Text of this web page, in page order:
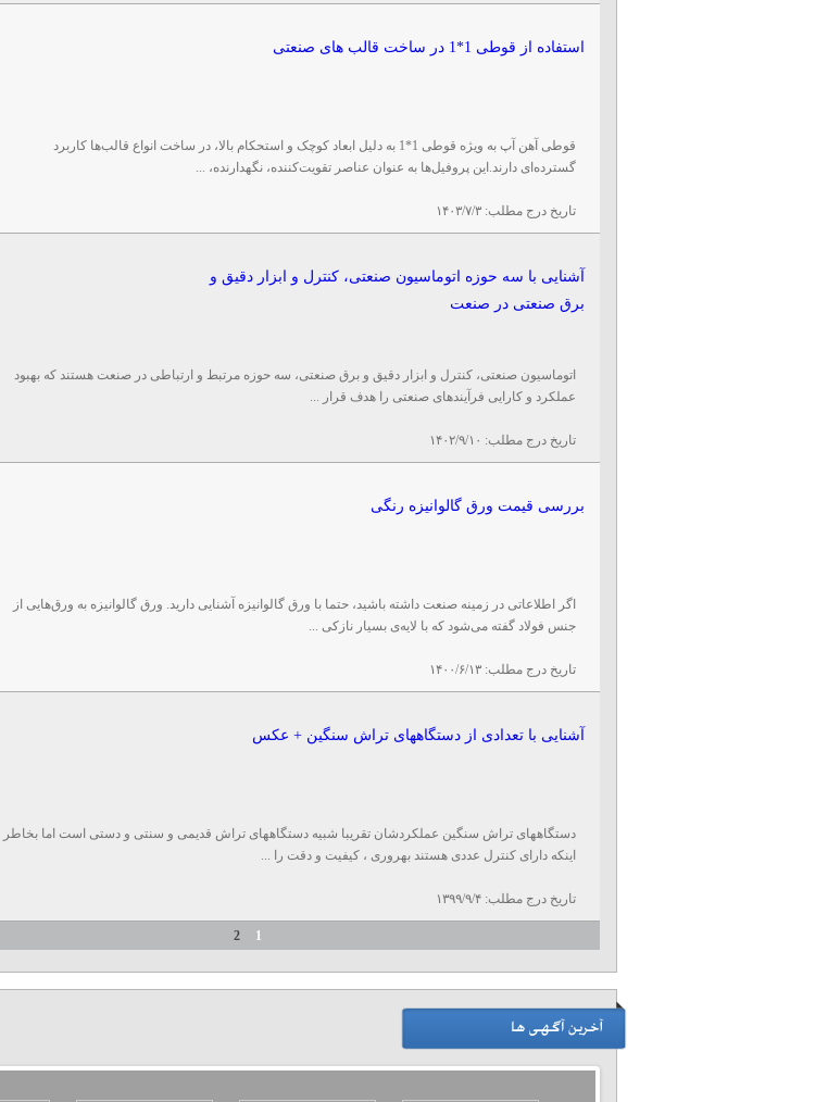
استفاده از قوطی 1*1 در ساخت قالب های صنعتی
قوطی آهن آپ به ویژه قوطی 1*1 به دلیل ابعاد کوچک و استحکام بالا، در ساخت انواع قالب‌ها کاربرد
گسترده‌ای دارند.این پروفیل‌ها به عنوان عناصر تقویت‌کننده، نگهدارنده، ...
تاریخ درج مطلب:۱۴۰۳/۷/۳
آشنایی با سه حوزه اتوماسیون صنعتی، کنترل و ابزار دقیق و
برق صنعتی در صنعت
اتوماسیون صنعتی، کنترل و ابزار دقیق و برق صنعتی، سه حوزه مرتبط و ارتباطی در صنعت هستند که بهبود
عملکرد و کارایی فرآیندهای صنعتی را هدف قرار ...
تاریخ درج مطلب: ۱۴۰۲/۹/۱۰
بررسی قیمت ورق گالوانیزه رنگی
اگر اطلاعاتی در زمینه صنعت داشته باشید، حتما با ورق گالوانیزه آشنایی دارید. ورق گالوانیزه به ورق‌هایی از
جنس فولاد گفته می‌شود که با لایه‌ی بسیار نازکی ...
تاریخ درج مطلب:۱۴۰۰/۶/۱۳
آشنایی با تعدادی از دستگاههای تراش سنگین + عکس
دستگاههای تراش سنگین عملکردشان تقریبا شبیه دستگاههای تراش قدیمی و سنتی و دستی است اما بخاطر
اینکه دارای کنترل عددی هستند بهروری ، کیفیت و دقت را ...
تاریخ درج مطلب:۱۳۹۹/۹/۴
1
2